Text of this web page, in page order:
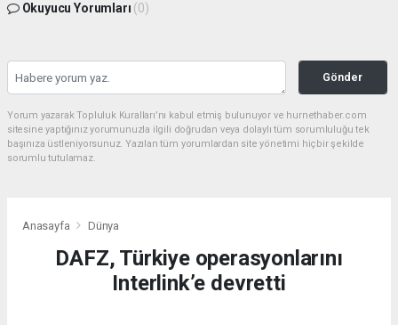
Okuyucu Yorumları (0)
Gönder
Yorum yazarak Topluluk Kuralları’nı kabul etmiş bulunuyor ve hurnethaber.com
sitesine yaptığınız yorumunuzla ilgili doğrudan veya dolaylı tüm sorumluluğu tek
başınıza üstleniyorsunuz. Yazılan tüm yorumlardan site yönetimi hiçbir şekilde
sorumlu tutulamaz.
Anasayfa Dünya
DAFZ, Türkiye operasyonlarını
Interlink’e devretti